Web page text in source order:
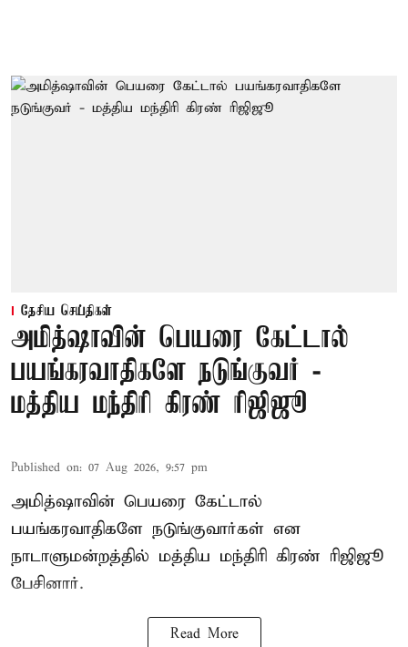
தேசிய செய்திகள்
அமித்ஷாவின் பெயரை கேட்டால்
பயங்கரவாதிகளே நடுங்குவர் -
மத்திய மந்திரி கிரண் ரிஜிஜூ
Published on: 07 Aug 2026, 9:57 pm
அமித்ஷாவின் பெயரை கேட்டால்
பயங்கரவாதிகளே நடுங்குவார்கள் என
நாடாளுமன்றத்தில் மத்திய மந்திரி கிரண் ரிஜிஜூ
பேசினார்.
Read More